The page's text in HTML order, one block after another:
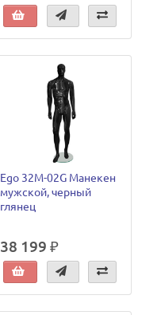
Ego 32M-02G Манекен
мужской, черный
глянец
38 199 ₽